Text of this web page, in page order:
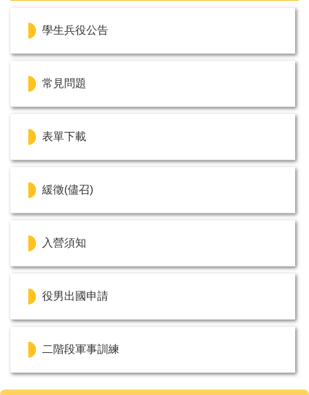
學生兵役公告
常見問題
表單下載
緩徵(儘召)
入營須知
役男出國申請
二階段軍事訓練